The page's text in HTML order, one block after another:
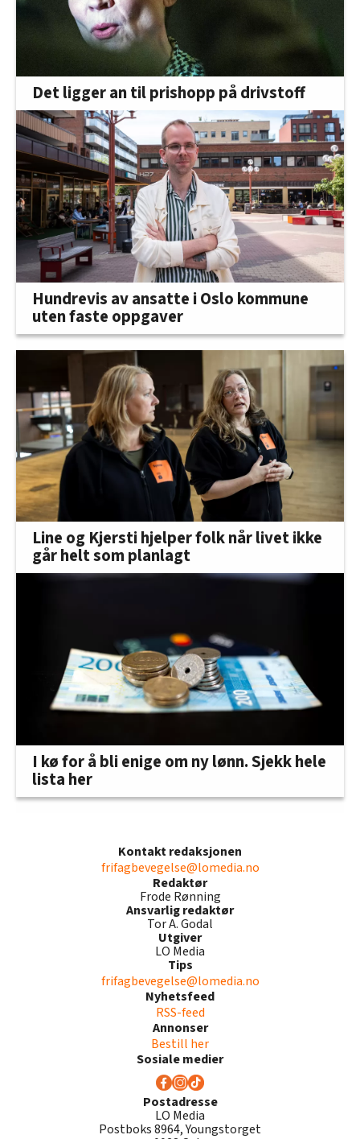
Det ligger an til prishopp på drivstoff
Hundrevis av ansatte i Oslo kommune
uten faste oppgaver
Line og Kjersti hjelper folk når livet ikke
går helt som planlagt
I kø for å bli enige om ny lønn. Sjekk hele
lista her
Kontakt redaksjonen
frifagbevegelse@lomedia.no
Redaktør
Frode Rønning
Ansvarlig redaktør
Tor A. Godal
Utgiver
LO Media
Tips
frifagbevegelse@lomedia.no
Nyhetsfeed
RSS-feed
Annonser
Bestill her
Sosiale medier
Postadresse
LO Media
Postboks 8964, Youngstorget